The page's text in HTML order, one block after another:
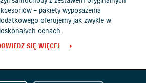
– pakiety wyposażenia
oferujemy jak zwykle w
cenach.
SIĘ WIĘCEJ